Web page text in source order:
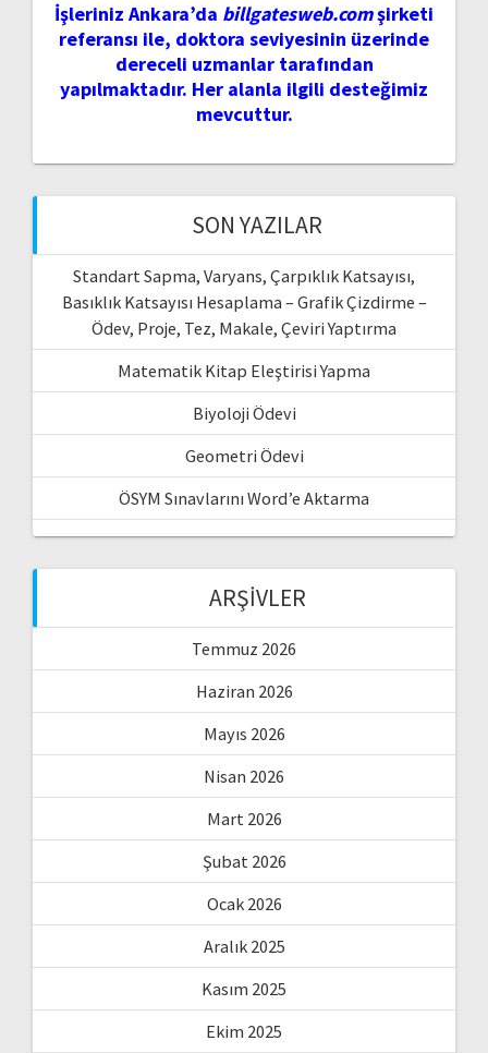
İşleriniz Ankara’da billgatesweb.comşirketi
referansı ile, doktora seviyesinin üzerinde
dereceli uzmanlar tarafından
yapılmaktadır. Her alanla ilgili desteğimiz
mevcuttur.
SON YAZILAR
Standart Sapma, Varyans, Çarpıklık Katsayısı,
Basıklık Katsayısı Hesaplama – Grafik Çizdirme –
Ödev, Proje, Tez, Makale, Çeviri Yaptırma
Matematik Kitap Eleştirisi Yapma
Biyoloji Ödevi
Geometri Ödevi
ÖSYM Sınavlarını Word’e Aktarma
ARŞIVLER
Temmuz 2026
Haziran 2026
Mayıs 2026
Nisan 2026
Mart 2026
Şubat 2026
Ocak 2026
Aralık 2025
Kasım 2025
Ekim 2025